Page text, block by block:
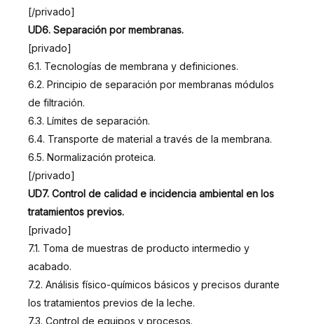
[/privado]
UD6. Separación por membranas.
[privado]
6.1. Tecnologías de membrana y definiciones.
6.2. Principio de separación por membranas módulos
de filtración.
6.3. Límites de separación.
6.4. Transporte de material a través de la membrana.
6.5. Normalización proteica.
[/privado]
UD7. Control de calidad e incidencia ambiental en los
tratamientos previos.
[privado]
7.1. Toma de muestras de producto intermedio y
acabado.
7.2. Análisis físico-químicos básicos y precisos durante
los tratamientos previos de la leche.
7.3. Control de equipos y procesos.